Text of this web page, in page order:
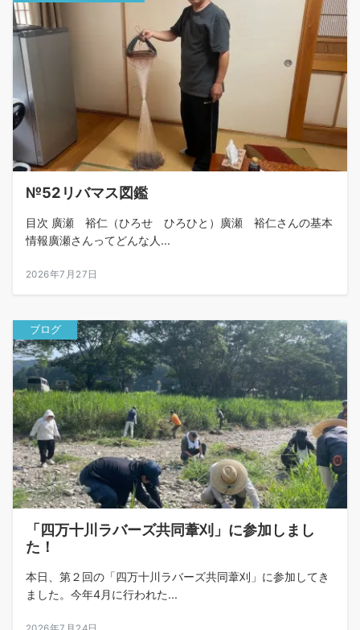
№52リバマス図鑑
目次 廣瀬 裕仁（ひろせ ひろひと）廣瀬 裕仁さんの基本
情報廣瀬さんってどんな人...
2026年7月27日
ブログ
「四万十川ラバーズ共同葦刈」に参加しまし
た！
本日、第２回の「四万十川ラバーズ共同葦刈」に参加してき
ました。今年4月に行われた...